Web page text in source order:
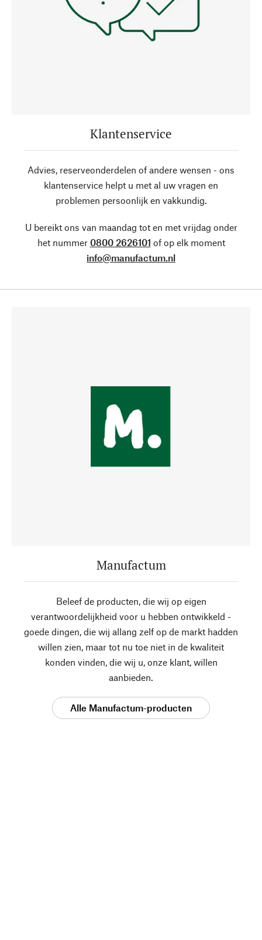
Klantenservice
Advies, reserveonderdelen of andere wensen - ons
klantenservice helpt u met al uw vragen en
problemen persoonlijk en vakkundig.
U bereikt ons van maandag tot en met vrijdag onder
het nummer 0800 2626101 of op elk moment
info@manufactum.nl
Manufactum
Beleef de producten, die wij op eigen
verantwoordelijkheid voor u hebben ontwikkeld -
goede dingen, die wij allang zelf op de markt hadden
willen zien, maar tot nu toe niet in de kwaliteit
konden vinden, die wij u, onze klant, willen
aanbieden.
Alle Manufactum-producten